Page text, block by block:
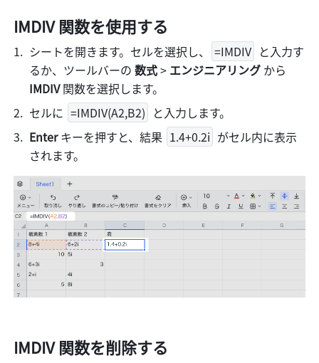
IMDIV 関数を使用する
シートを開きます。セルを選択し、 =IMDIV と入力す
るか、ツールバーの 数式 > エンジニアリング
IMDIV 関数を選択します。
セルに =IMDIV(A2,B2) と入力します。
Enter キーを押すと、結果 1.4+0.2i がセル内に表示
されます。
IMDIV 関数を削除する